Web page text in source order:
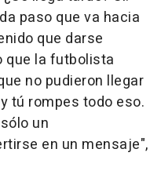
paso que va hacia
que darse
que la futbolista
no pudieron llegar
tú rompes todo eso.
un
en un mensaje",